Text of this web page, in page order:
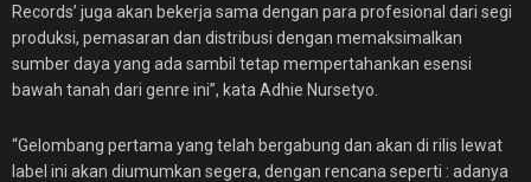
Records’ juga akan bekerja sama dengan para profesional dari segi
produksi, pemasaran dan distribusi dengan memaksimalkan
sumber daya yang ada sambil tetap mempertahankan esensi
bawah tanah dari genre ini”, kata Adhie Nursetyo.
“Gelombang pertama yang telah bergabung dan akan di rilis lewat
label ini akan diumumkan segera, dengan rencana seperti : adanya